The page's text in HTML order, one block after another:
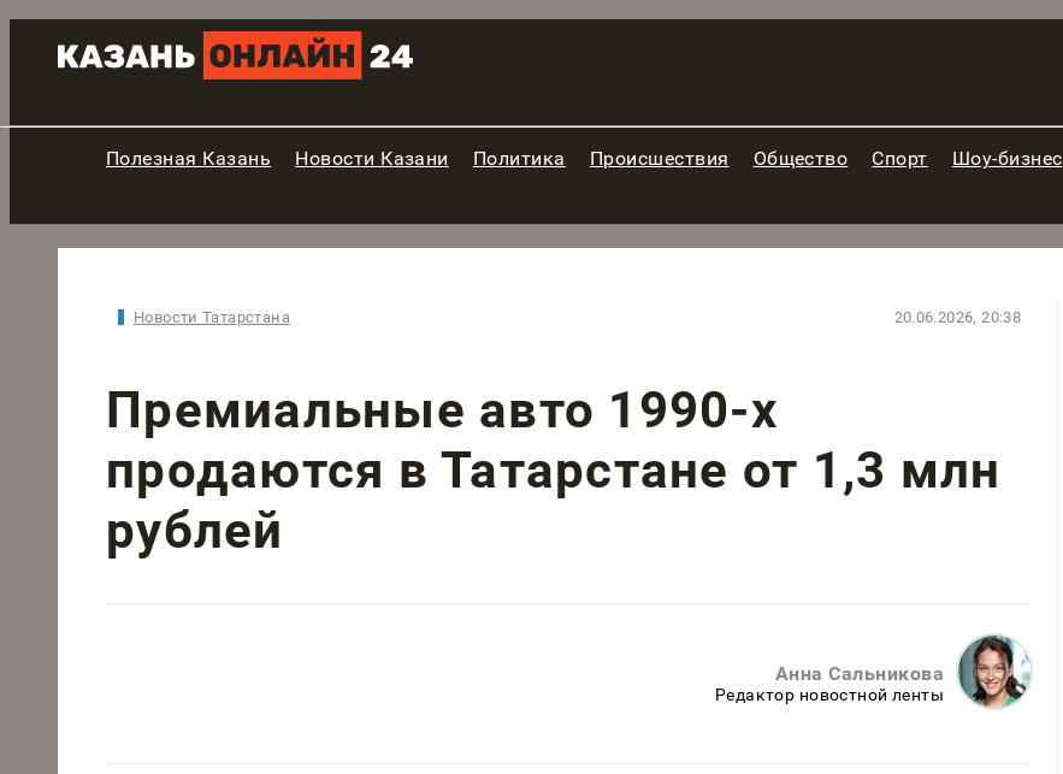
Полезная Казань Новости Казани Политика Происшествия Общество Спорт Шоу-бизнес
Новости Татарстана 20.06.2026, 20:38
Премиальные авто 1990-х
продаются в Татарстане от 1,3 млн
рублей
Анна Сальникова
Редактор новостной ленты